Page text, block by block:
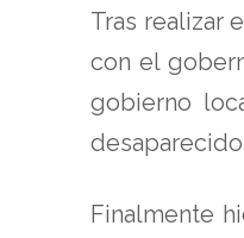
Tras realizar
con el
gobierno
Finalmente